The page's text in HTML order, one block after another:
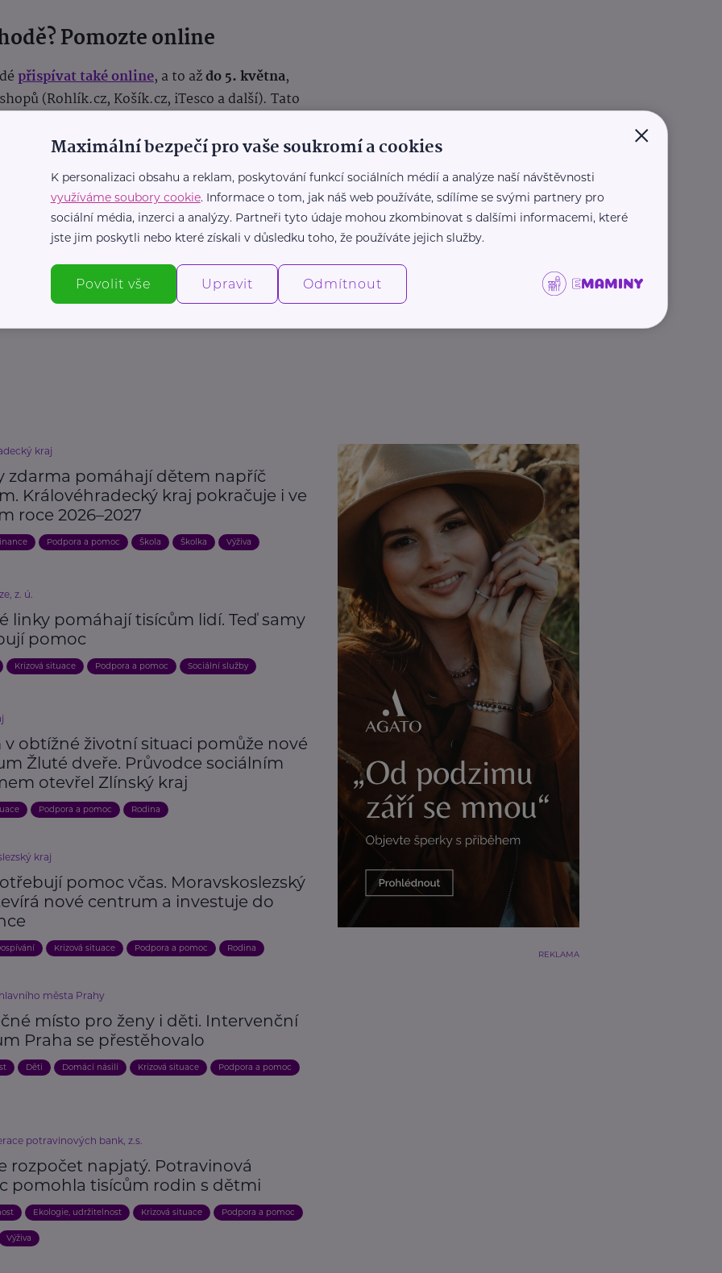
Pomozte online
přispívat také online, a to aždo 5. května,
(Rohlík.cz, Košík.cz, iTesco a další). Tato
kteří se nemohli dostavit osobně.
Česká federace potravinových bank)
kraj
zdarma pomáhají dětem napříč
Královéhradecký kraj pokračuje i ve
roce 2026–2027
Podpora a pomoc Škola Školka Výživa
z. ú.
linky pomáhají tisícům lidí. Teď samy
pomoc
Krizová situace Podpora a pomoc Sociální služby
v obtížné životní situaci pomůže nové
Žluté dveře. Průvodce sociálním
otevřel Zlínský kraj
Podpora a pomoc Rodina
kraj
pomoc včas. Moravskoslezský
nové centrum a investuje do
Krizová situace Podpora a pomoc Rodina
města Prahy
místo pro ženy i děti. Intervenční
Praha se přestěhovalo
Děti Domácí násilí Krizová situace Podpora a pomoc
potravinových bank, z.s.
rozpočet napjatý. Potravinová
pomohla tisícům rodin s dětmi
Ekologie, udržitelnost Krizová situace Podpora a pomoc
Výživa
REKLAMA
×
Maximální bezpečí pro vaše soukromí a cookies
K personalizaci obsahu a reklam, poskytování funkcí sociálních médií a analýze naší návštěvnosti
využíváme soubory cookie. Informace o tom, jak náš web používáte, sdílíme se svými partnery pro
sociální média, inzerci a analýzy. Partneři tyto údaje mohou zkombinovat s dalšími informacemi, které
jste jim poskytli nebo které získali v důsledku toho, že používáte jejich služby.
Povolit vše Upravit Odmítnout